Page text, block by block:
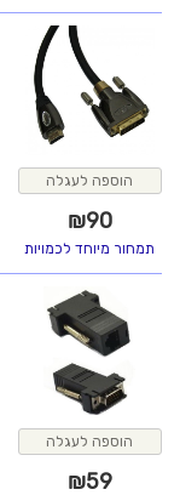
הוספה לעגלה
₪90
תמחור מיוחד לכמויות
הוספה לעגלה
₪59